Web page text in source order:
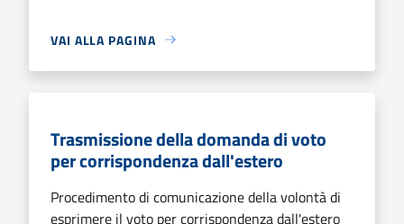
VAI ALLA PAGINA
Trasmissione della domanda di voto
per corrispondenza dall'estero
Procedimento di comunicazione della volontà di
esprimere il voto per corrispondenza dall'estero